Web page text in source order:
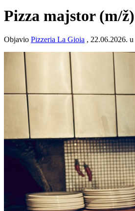
Pizza majstor (m/ž)
Objavio Pizzeria La Gioia , 22.06.2026.